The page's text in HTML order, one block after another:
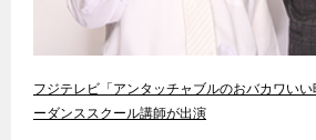
フジテレビ「アンタッチャブルのおバカワい
ーダンススクール講師が出演